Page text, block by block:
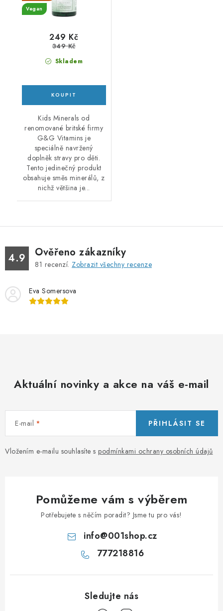
Vegan
Skladem
249 Kč
349 Kč
Kids Minerals od
renomované britské firmy
G&G Vitamins je
speciálně navržený
doplněk stravy pro děti.
Tento jedinečný produkt
obsahuje směs minerálů, z
nichž většina je...
4.9 Ověřeno zákazníky
81 recenzí. Zobrazit všechny recenze
Eva Somersova
Aktuální novinky a akce na váš e-mail
E-mail
Vložením e-mailu souhlasíte s podmínkami ochrany osobních údajů
PŘIHLÁSIT SE
Pomůžeme vám s výběrem
Potřebujete s něčím poradit? Jsme tu pro vás!
info@001shop.cz
777218816